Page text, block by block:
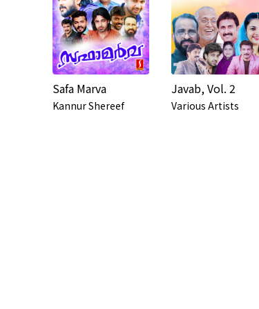
Safa Marva
Kannur Shereef
Javab, Vol. 2
Various Artists